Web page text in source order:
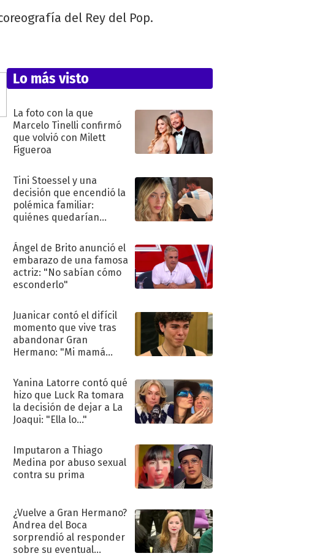
del Rey del Pop.
Lo más visto
La foto con la que
Marcelo Tinelli confirmó
que volvió con Milett
Figueroa
Tini Stoessel y una
decisión que encendió la
polémica familiar:
quiénes quedarían
Ángel de Brito anunció el
embarazo de una famosa
actriz: "No sabían cómo
esconderlo"
Juanicar contó el difícil
momento que vive tras
abandonar Gran
Hermano: "Mi mamá
Yanina Latorre contó qué
hizo que Luck Ra tomara
la decisión de dejar a La
Joaqui: "Ella lo..."
Imputaron a Thiago
Medina por abuso sexual
contra su prima
¿Vuelve a Gran Hermano?
Andrea del Boca
sorprendió al responder
sobre su eventual